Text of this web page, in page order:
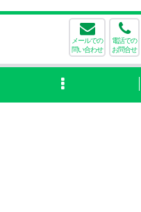
メールでの
問い合わせ
電話での
お問合せ